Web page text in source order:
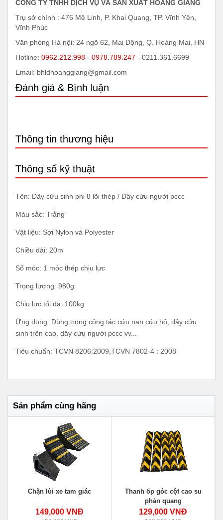
CÔNG TY TNHH DỊCH VỤ VÀ SẢN XUẤT HOÀNG GIANG
Trụ sở chính : 476 Mê Linh, P. Khai Quang, TP. Vĩnh Yên,
Vĩnh Phúc
Văn phòng Hà nội: 24 ngõ 62, Mai Động, Q. Hoàng Mai, HN
Hotline: 0962.212.998 - 0978.789.247 - 0211.361.6699
Email: bhldhoanggiang@gmail.com
Đánh giá & Bình luận
Thông tin thương hiệu
Thông số kỹ thuật
Tên: Dây cứu sinh phi 8 lõi thép / Dây cứu người pccc
Màu sắc: Trắng
Vật liệu: Sợi Nylon và Polyester
Chiều dài: 20m
Số móc: 1 móc thép chịu lực
Trọng lượng: 980g
Chịu lực tối đa: 100kg
Ứng dụng: Dùng trong công tác cứu nạn cứu hộ, dây cứu
sinh trên cao, dây cứu người pccc vv...
Tiêu chuẩn: TCVN 8206:2009,TCVN 7802-4 : 2008
Sản phẩm cùng hãng
Chặn lùi xe tam giác
149,000 VNĐ
Thanh ốp góc cột cao su
phản quang
129,000 VNĐ